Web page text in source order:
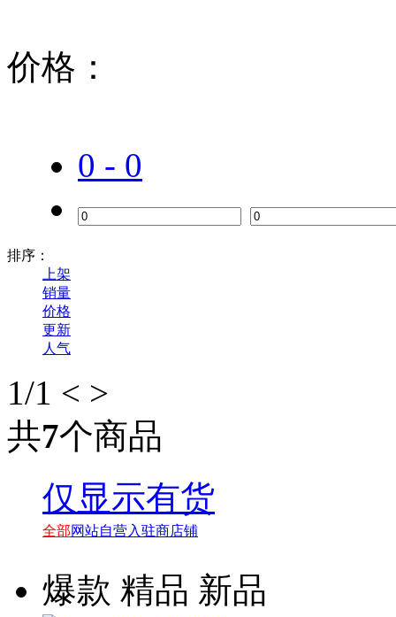
价格：
0 - 0
排序：
上架
销量
价格
更新
人气
1/1 < >
共7个商品
仅显示有货
全部网站自营入驻商店铺
爆款 精品 新品